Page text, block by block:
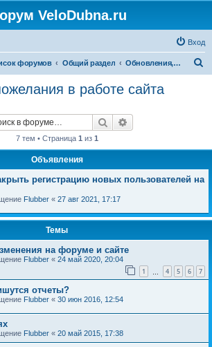
VeloDubna.ru
Вход
форумов Общий раздел Обновления, пожелания в работе сайта
в работе сайта
Поиск
7 тем • Страница 1 из 1
Объявления
регистрацию новых пользователей на
Flubber « 27 авг 2021, 17:17
Темы
на форуме и сайте
Flubber « 24 май 2020, 20:04
1 4 5 6 7
отчеты?
Flubber « 30 июн 2016, 12:54
Flubber « 20 май 2015, 17:38